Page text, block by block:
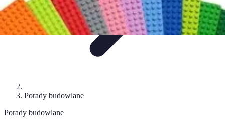
Porady budowlane
Porady budowlane